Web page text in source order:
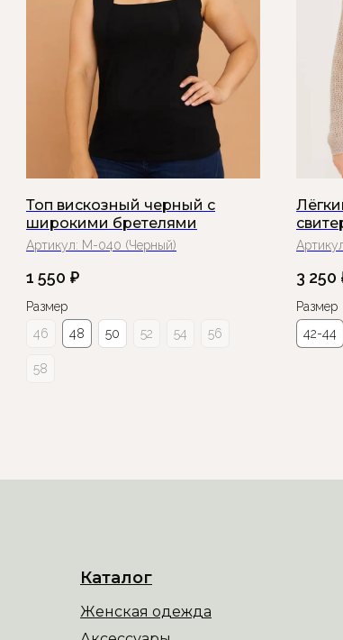
Топ вискозный черный с
широкими бретелями
Артикул: М-040 (Черный)
1 550 ₽
Размер
46
48 50 52 54 56
58
3 250
Размер
42-44
Каталог
Женская одежда